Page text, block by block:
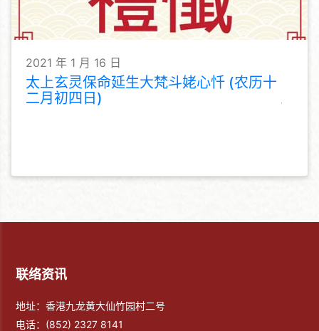
2021 年 1 月 16 日
太上玄灵保命延生大梵斗姥心忏 (农历十
二月初四日)
联络资讯
地址：香港九龙黄大仙竹园村二号
电话： (852) 2327 8141